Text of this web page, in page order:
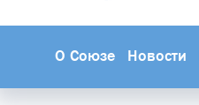
О Союзе Новости